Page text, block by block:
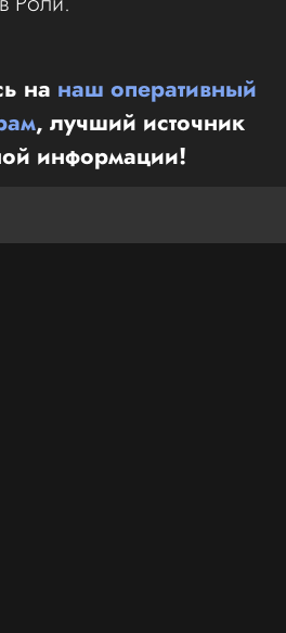
на наш оперативный
, лучший источник
информации!